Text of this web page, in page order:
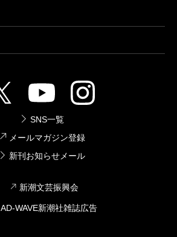
SNS一覧
メールマガジン登録
新刊お知らせメール
新潮文芸振興会
AD-WAVE新潮社雑誌広告